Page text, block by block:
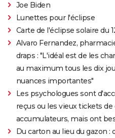
Joe Biden
Lunettes pour l'éclipse
Carte de l'éclipse solaire du
Alvaro Fernandez,
draps : "L'idéal est de les
au maximum tous les dix
nuances importantes"
Les psychologues sont
reçus ou les vieux tickets
accumulateurs, mais ont
Du carton au lieu du gazon